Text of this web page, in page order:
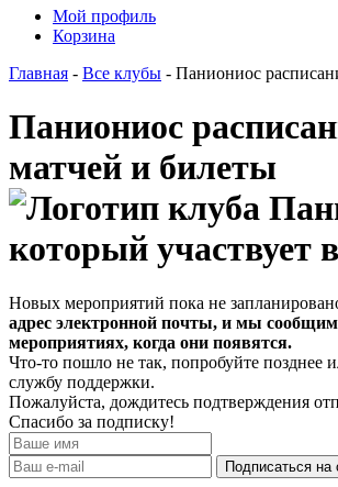
Мой профиль
Корзина
Главная - Все клубы - Паниониос
Паниониос
матчей и билеты
Новых мероприятий пока не
адрес электронной почты, и мы
мероприятиях, когда они появятся.
Что-то пошло не так, попробуйте позднее
службу поддержки.
Пожалуйста, дождитесь подтверждения
Спасибо за подписку!
Подписаться на